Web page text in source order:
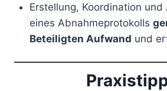
Erstellung, Koordination und
eines Abnahmeprotokolls
Beteiligten Aufwand und